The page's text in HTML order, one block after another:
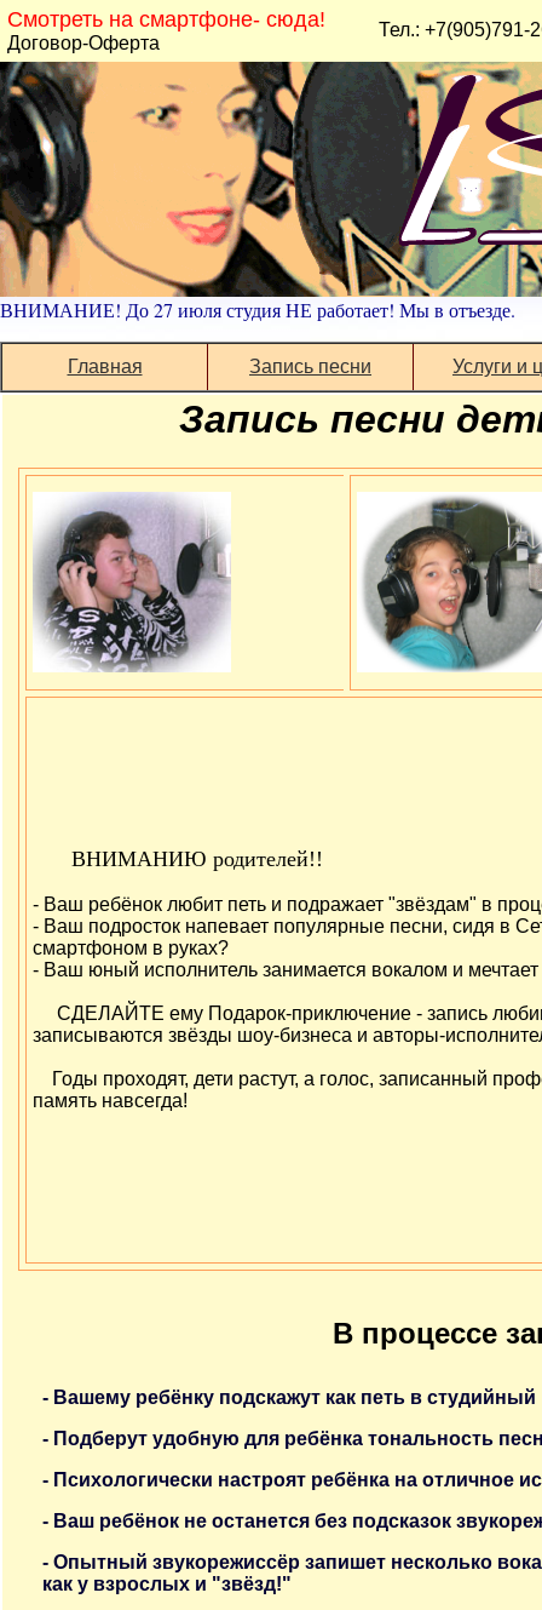
Смотреть на смартфоне- сюда!
Договор-Оферта
Тел.: +7(905)791-
ВНИМАНИЕ! До 27 июля студия НЕ работает! Мы в отъезде.
Главная Запись песни Услуги и
Запись песни
ВНИМАНИЮ родителей!!
- Ваш ребёнок любит петь и подражает "звёздам" в
- Ваш подросток напевает популярные песни, сидя в
смартфоном в руках?
- Ваш юный исполнитель занимается вокалом и
СДЕЛАЙТЕ ему Подарок-приключение - запись
записываются звёзды шоу-бизнеса и авторы-
Годы проходят, дети растут, а голос, записанный
память навсегда!
В процессе
- Вашему ребёнку подскажут как петь в
- Подберут удобную для ребёнка тональность
- Психологически настроят ребёнка на отличное
- Ваш ребёнок не останется без подсказок
- Опытный звукорежиссёр запишет несколько
как у взрослых и "звёзд!"